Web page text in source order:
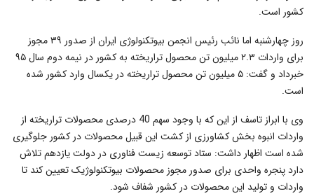
کشور است.
روز چهارشنبه اما نائب رئیس انجمن بیوتکنولوژی ایران از صدور ۳۹ مجوز
برای واردات ۲.۳ میلیون تن محصول تراریخته به کشور در نیمه دوم سال ۹۵
خبرداد و گفت: ۵ میلیون تن محصول تراریخته در یکسال وارد کشور شده
است.
وی با ابراز تاسف از این که با وجود سهم 40 درصدی محصولات تراریخته از
واردات انبوه بخش کشاورزی از کشت این قبیل محصولات در کشور جلوگیری
شده است اظهار داشت: ستاد توسعه زیست فناوری در دولت یازدهم تلاش
دارد پنجره واحدی برای صدور مجوز محصولات بیوتکنولوژیک تعیین کند تا
واردات و تولید این محصولات در کشور شفاف شود.